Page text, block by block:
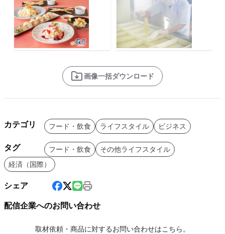
画像一括ダウンロード
カテゴリ フード・飲食 ライフスタイル ビジネス
タグ フード・飲食
その他ライフスタイル
経済（国際）
シェア
配信企業へのお問い合わせ
取材依頼・商品に対するお問い合わせはこちら。